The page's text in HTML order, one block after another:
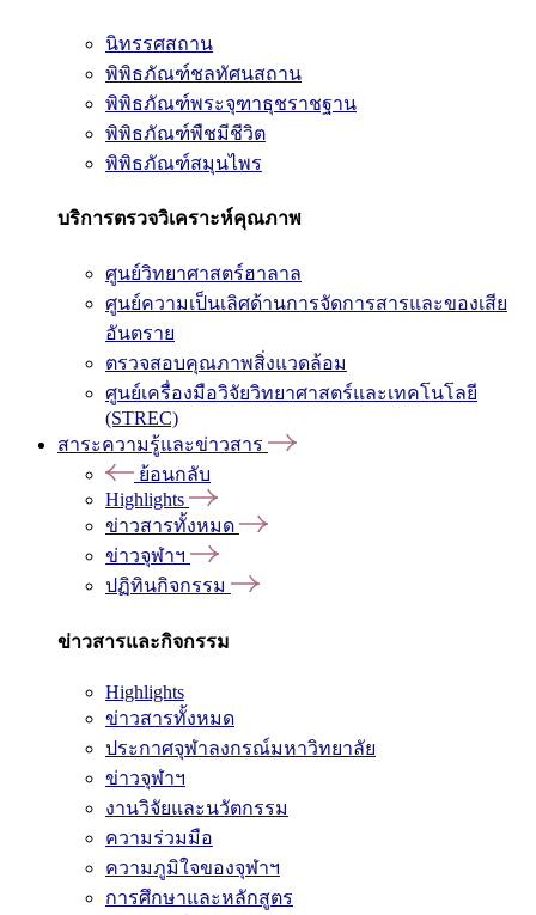
นิทรรศสถาน
พิพิธภัณฑ์ชลทัศนสถาน
พิพิธภัณฑ์พระจุฑาธุชราชฐาน
พิพิธภัณฑ์พืชมีชีวิต
พิพิธภัณฑ์สมุนไพร
บริการตรวจวิเคราะห์คุณภาพ
ศูนย์วิทยาศาสตร์ฮาลาล
ศูนย์ความเป็นเลิศด้านการจัดการสารและของเสีย
อันตราย
ตรวจสอบคุณภาพสิ่งแวดล้อม
ศูนย์เครื่องมือวิจัยวิทยาศาสตร์และเทคโนโลยี
(STREC)
สาระความรู้และข่าวสาร
ย้อนกลับ
Highlights
ข่าวสารทั้งหมด
ข่าวจุฬาฯ
ปฏิทินกิจกรรม
ข่าวสารและกิจกรรม
Highlights
ข่าวสารทั้งหมด
ประกาศจุฬาลงกรณ์มหาวิทยาลัย
ข่าวจุฬาฯ
งานวิจัยและนวัตกรรม
ความร่วมมือ
ความภูมิใจของจุฬาฯ
การศึกษาและหลักสูตร